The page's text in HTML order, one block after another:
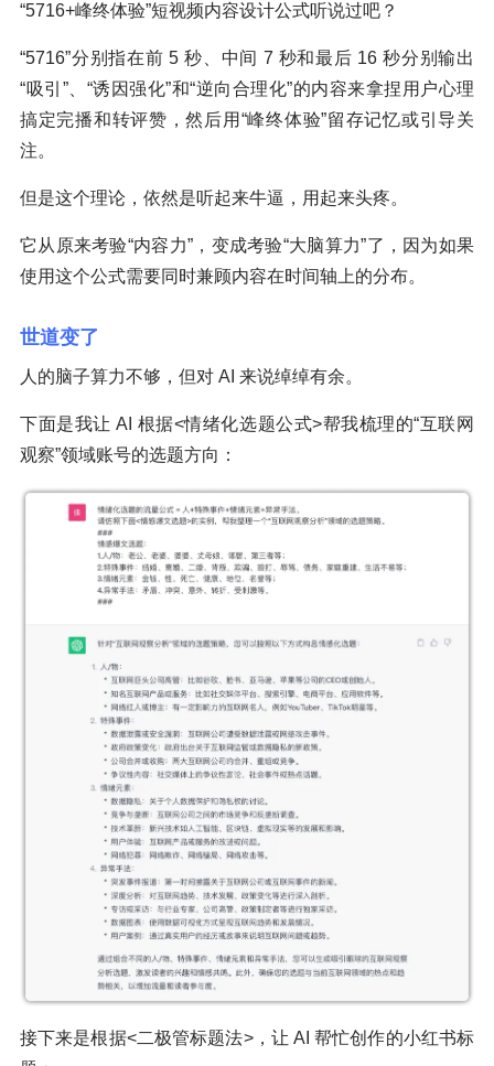
“5716+峰终体验”短视频内容设计公式听说过吧？
“5716”分别指在前 5 秒、中间 7 秒和最后 16 秒分别输出
“吸引”、“诱因强化”和“逆向合理化”的内容来拿捏用户心理
搞定完播和转评赞，然后用“峰终体验”留存记忆或引导关
注。
但是这个理论，依然是听起来牛逼，用起来头疼。
它从原来考验“内容力”，变成考验“大脑算力”了，因为如果
使用这个公式需要同时兼顾内容在时间轴上的分布。
世道变了
人的脑子算力不够，但对 AI 来说绰绰有余。
下面是我让 AI 根据<情绪化选题公式>帮我梳理的“互联网
观察”领域账号的选题方向：
接下来是根据<二极管标题法>，让 AI 帮忙创作的小红书标